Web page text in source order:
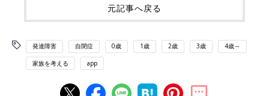
元記事へ戻る
発達障害 自閉症 0歳 1歳 2歳 3歳 4歳～
家族を考える app